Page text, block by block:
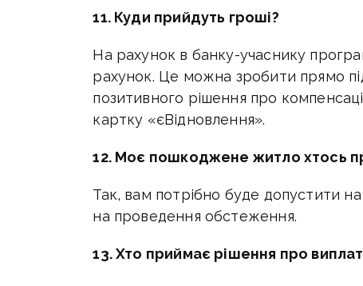
11. Куди прийдуть гроші?
На рахунок в банку-учаснику
рахунок. Це можна зробити прямо
позитивного рішення про
картку «єВідновлення».
12. Моє пошкоджене житло хтось
Так, вам потрібно буде допустити
на проведення обстеження.
13. Хто приймає рішення про